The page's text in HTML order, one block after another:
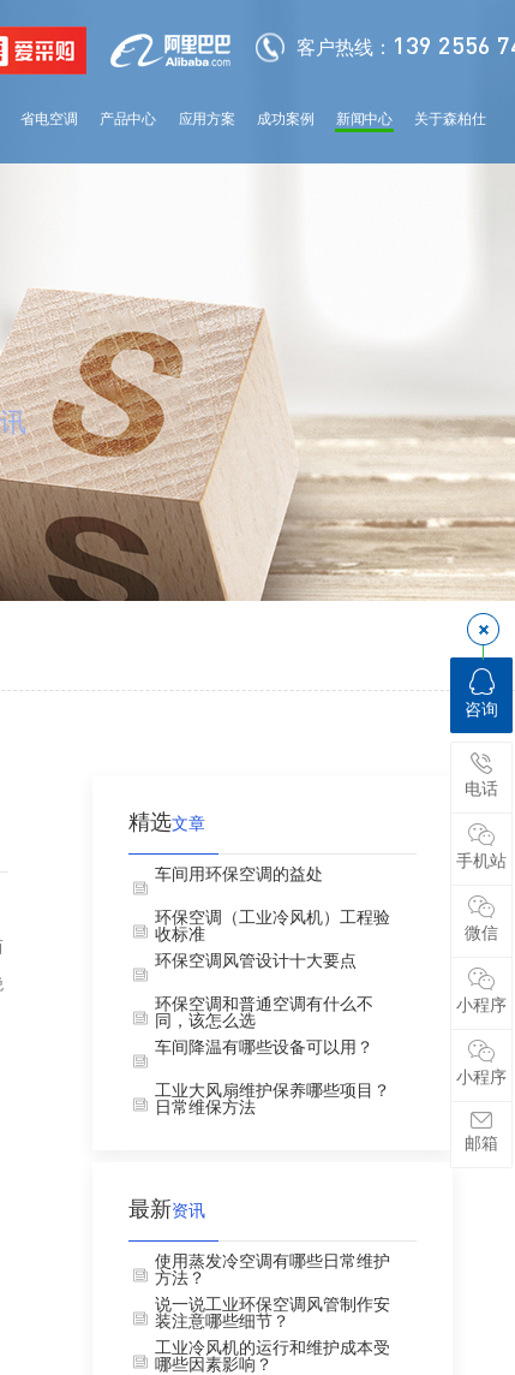
客户热线： 139 2556
省电空调 产品中心 应用方案 成功案例 新闻中心 关于森柏仕
精选文章
车间用环保空调的益处
环保空调（工业冷风机）工程验
收标准
环保空调风管设计十大要点
环保空调和普通空调有什么不
同，该怎么选
车间降温有哪些设备可以用？
工业大风扇维护保养哪些项目？
日常维保方法
最新资讯
使用蒸发冷空调有哪些日常维护
方法？
说一说工业环保空调风管制作安
装注意哪些细节？
工业冷风机的运行和维护成本受
哪些因素影响？
咨询
电话
手机站
微信
小程序
小程序
邮箱